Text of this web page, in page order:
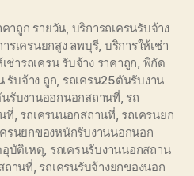
คาถูก รายวัน, บริการถเครนรับจ้าง
รเครนยกสูง ลพบุรี, บริการให้เช่า
ช่ารถเครน รับจ้าง ราคาถูก, พิกัด
รับจ้าง ถูก, รถเครน25ตันรับงาน
รับงานออกนอกสถานที่, รถ
ที่, รถเครนนอกสถานที่, รถเครนยก
ครนยกของหนักรับงานนอกนอก
อุบัติเหตุ, รถเครนรับงานนอกสถาน
ถานที่, รถเครนรับจ้างยกของนอก